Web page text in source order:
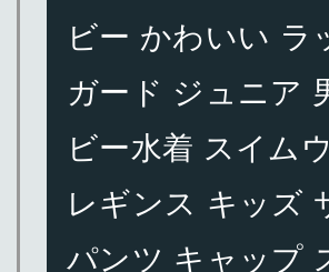
ビー かわいい ラ
ガード ジュニア
ビー水着 スイム
レギンス キッズ
パンツ キャップ